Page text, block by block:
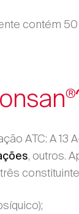
...
local de
contém
®
ATC: A
, outros.